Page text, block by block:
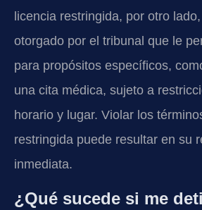
licencia restringida, por otro
otorgado por el tribunal que le
para propósitos específicos,
una cita médica, sujeto a
horario y lugar. Violar los
restringida puede resultar en su
inmediata.
¿Qué sucede si me